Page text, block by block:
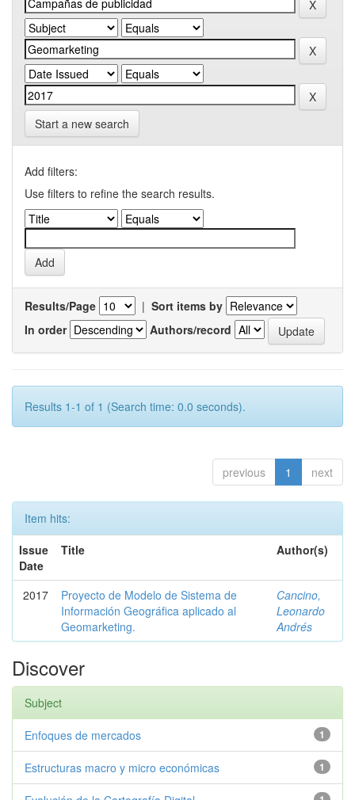
Start a new search
Add filters:
Use filters to refine the search results.
Results/Page | Sort items by
In order
Authors/record
Results 1-1 of 1 (Search time: 0.0 seconds).
previous 1 next
Item hits:
Issue
Date
Title Author(s)
2017
Proyecto de Modelo de Sistema de
Información Geográfica aplicado al
Geomarketing.
Cancino,
Leonardo
Andrés
Discover
Subject
1
Enfoques de mercados
1
Estructuras macro y micro económicas